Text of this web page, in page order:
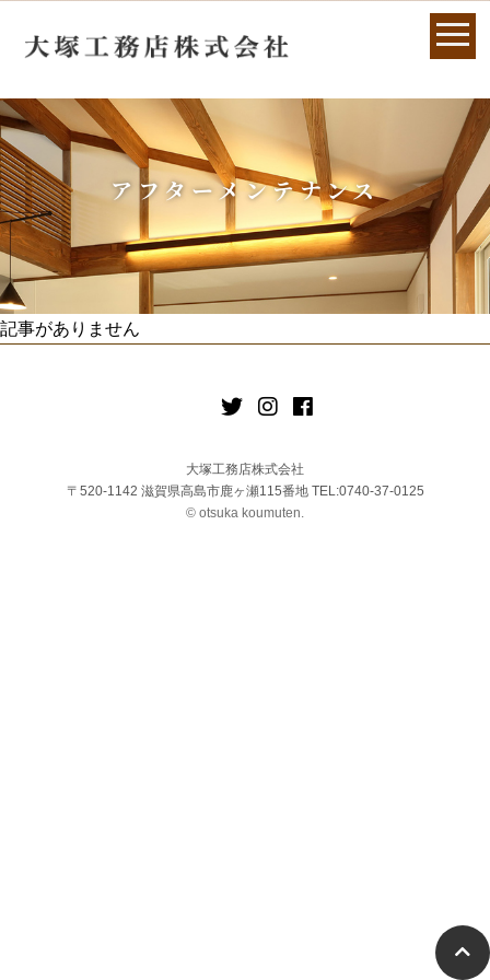
アフターメンテナンス
記事がありません
大塚工務店株式会社
〒520-1142 滋賀県高島市鹿ヶ瀬115番地 TEL:0740-37-0125
© otsuka koumuten.